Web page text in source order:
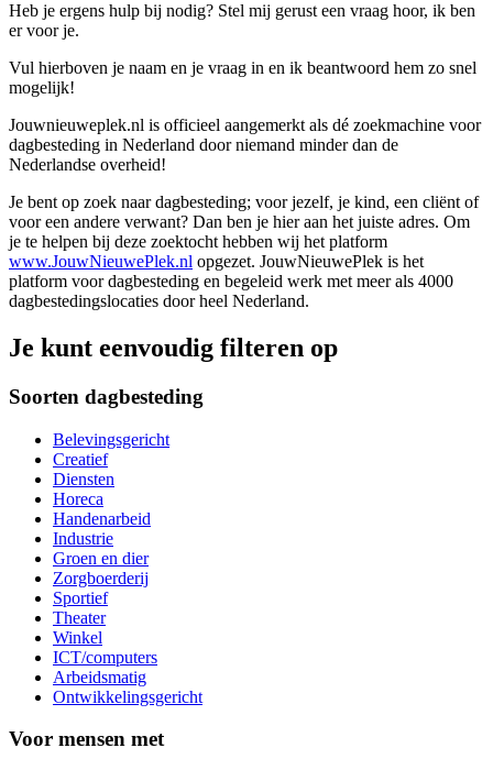
Heb je ergens hulp bij nodig? Stel mij gerust een vraag hoor, ik ben
er voor je.
Vul hierboven je naam en je vraag in en ik beantwoord hem zo snel
mogelijk!
Jouwnieuweplek.nl is officieel aangemerkt als dé zoekmachine voor
dagbesteding in Nederland door niemand minder dan de
Nederlandse overheid!
Je bent op zoek naar dagbesteding; voor jezelf, je kind, een cliënt of
voor een andere verwant? Dan ben je hier aan het juiste adres. Om
je te helpen bij deze zoektocht hebben wij het platform
www.JouwNieuwePlek.nl opgezet. JouwNieuwePlek is het
platform voor dagbesteding en begeleid werk met meer als 4000
dagbestedingslocaties door heel Nederland.
Je kunt eenvoudig filteren op
Soorten dagbesteding
Belevingsgericht
Creatief
Diensten
Horeca
Handenarbeid
Industrie
Groen en dier
Zorgboerderij
Sportief
Theater
Winkel
ICT/computers
Arbeidsmatig
Ontwikkelingsgericht
Voor mensen met